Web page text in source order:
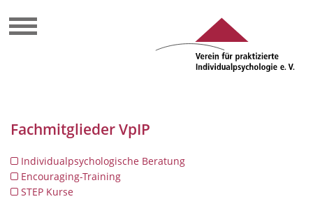
Fachmitglieder VpIP
Individualpsychologische Beratung
Encouraging-Training
STEP Kurse